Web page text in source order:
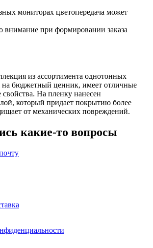
мониторах цветопередача может
внимание при формировании заказа
из ассортимента однотонных
на бюджетный ценник, имеет отличные
На пленку нанесен
который придает покрытию более
от механических повреждений.
какие-то вопросы